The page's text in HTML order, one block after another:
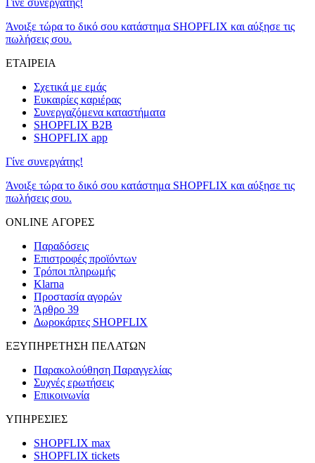
Άνοιξε τώρα το δικό σου κατάστημα SHOPFLIX και αύξησε τις
πωλήσεις σου.
ΕΤΑΙΡΕΙΑ
Σχετικά με εμάς
Ευκαιρίες καριέρας
Συνεργαζόμενα καταστήματα
SHOPFLIX B2B
SHOPFLIX app
Γίνε συνεργάτης!
Άνοιξε τώρα το δικό σου κατάστημα SHOPFLIX και αύξησε τις
πωλήσεις σου.
ONLINE ΑΓΟΡΕΣ
Παραδόσεις
Επιστροφές προϊόντων
Τρόποι πληρωμής
Klarna
Προστασία αγορών
Άρθρο 39
Δωροκάρτες SHOPFLIX
ΕΞΥΠΗΡΕΤΗΣΗ ΠΕΛΑΤΩΝ
Παρακολούθηση Παραγγελίας
Συχνές ερωτήσεις
Επικοινωνία
ΥΠΗΡΕΣΙΕΣ
SHOPFLIX max
SHOPFLIX tickets